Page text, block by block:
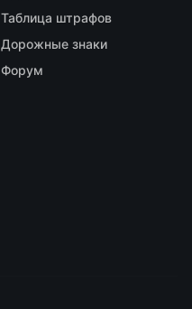
Таблица штрафов
Дорожные знаки
Форум